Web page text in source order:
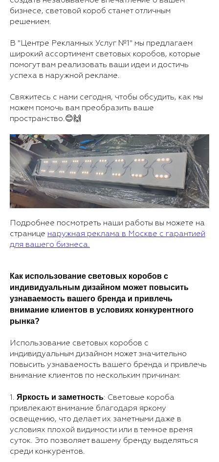
бизнесе, световой короб станет отличным
решением.
В "Центре Рекламных Услуг №1" мы предлагаем
широкий ассортимент световых коробов, которые
помогут вам реализовать ваши идеи и достичь
успеха в наружной рекламе.
Свяжитесь с нами сегодня, чтобы обсудить, как мы
можем помочь вам преобразить ваше
пространство.😊🙌
Подробнее посмотреть наши работы вы можете на
странице наружная реклама в Москве с гарантией
для вашего бизнеса.
Как использование световых коробов с
индивидуальным дизайном может повысить
узнаваемость вашего бренда и привлечь
внимание клиентов в условиях конкурентного
рынка?
Использование световых коробов с
индивидуальным дизайном может значительно
повысить узнаваемость вашего бренда и привлечь
внимание клиентов по нескольким причинам:
1. Яркость и заметность: Световые короба
привлекают внимание благодаря яркому
освещению, что делает их заметными даже в
условиях плохой видимости или в темное время
суток. Это позволяет вашему бренду выделяться
среди конкурентов.